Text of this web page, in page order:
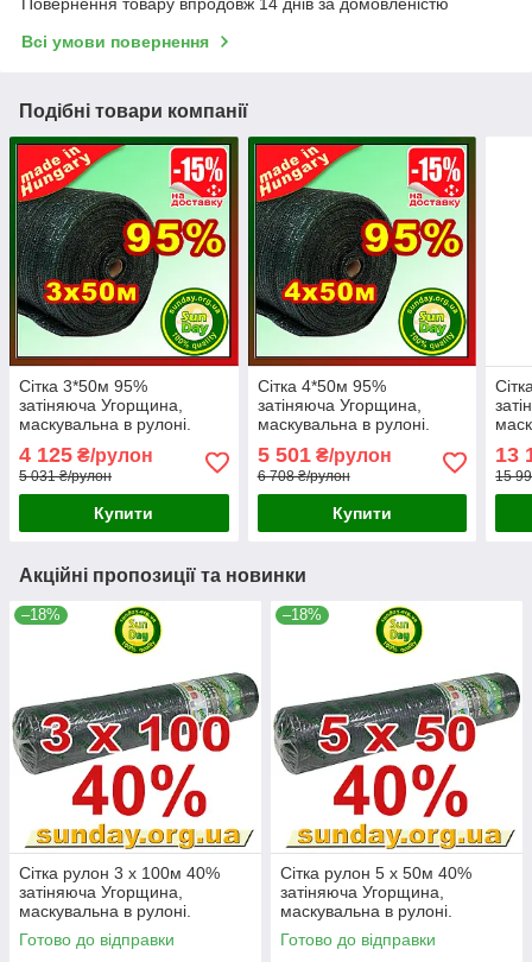
Всі умови повернення
Подібні товари компанії
Сітка 3*50м 95%
затіняюча Угорщина,
маскувальна в рулоні.
4 125 ₴/рулон
5 031 ₴/рулон
Купити
Сітка 4*50м 95%
затіняюча Угорщина,
маскувальна в рулоні.
5 501₴/рулон
6 708 ₴/рулон
Купити
13
15
Акційні пропозиції та новинки
–18%
Сітка рулон 3 x 100м 40%
затіняюча Угорщина,
маскувальна в рулоні.
Готово до відправки
–18%
Сітка рулон 5 x 50м 40%
затіняюча Угорщина,
маскувальна в рулоні.
Готово до відправки